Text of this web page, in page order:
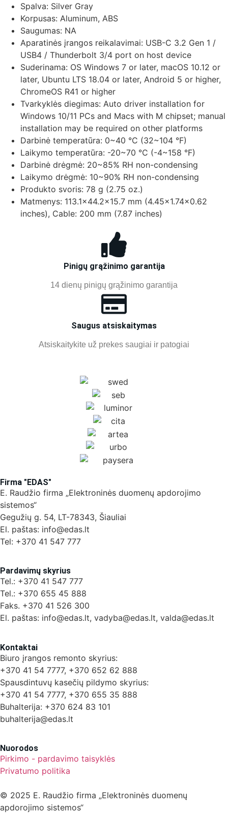
Spalva: Silver Gray
Korpusas: Aluminum, ABS
Saugumas: NA
Aparatinės įrangos reikalavimai: USB-C 3.2 Gen 1 /
USB4 / Thunderbolt 3/4 port on host device
Suderinama: OS Windows 7 or later, macOS 10.12 or
later, Ubuntu LTS 18.04 or later, Android 5 or higher,
ChromeOS R41 or higher
Tvarkyklės diegimas: Auto driver installation for
Windows 10/11 PCs and Macs with M chipset; manual
installation may be required on other platforms
Darbinė temperatūra: 0~40 °C (32~104 °F)
Laikymo temperatūra: -20~70 °C (-4~158 °F)
Darbinė drėgmė: 20~85% RH non-condensing
Laikymo drėgmė: 10~90% RH non-condensing
Produkto svoris: 78 g (2.75 oz.)
Matmenys: 113.1×44.2×15.7 mm (4.45×1.74×0.62
inches), Cable: 200 mm (7.87 inches)
Pinigų grąžinimo garantija
14 dienų pinigų grąžinimo garantija
Saugus atsiskaitymas
Atsiskaitykite už prekes saugiai ir patogiai
Firma "EDAS"
E. Raudžio firma „Elektroninės duomenų apdorojimo
sistemos“
Gegužių g. 54, LT-78343, Šiauliai
El. paštas: info@edas.lt
Tel: +370 41 547 777
Pardavimų skyrius
Tel.: +370 41 547 777
Tel.: +370 655 45 888
Faks. +370 41 526 300
El. paštas: info@edas.lt, vadyba@edas.lt, valda@edas.lt
Kontaktai
Biuro įrangos remonto skyrius:
+370 41 54 7777, +370 652 62 888
Spausdintuvų kasečių pildymo skyrius:
+370 41 54 7777, +370 655 35 888
Buhalterija: +370 624 83 101
buhalterija@edas.lt
Nuorodos
Pirkimo - pardavimo taisyklės
Privatumo politika
© 2025 E. Raudžio firma „Elektroninės duomenų
apdorojimo sistemos“